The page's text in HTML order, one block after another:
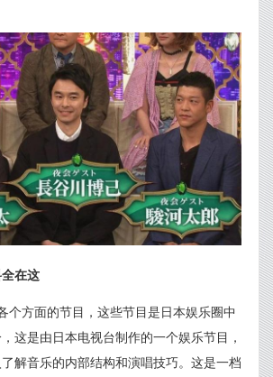
在这
个方面的节目，这些节目是日本娱乐圈中
这是由日本电视台制作的一个娱乐节目，
解音乐的内部结构和演唱技巧。这是一档